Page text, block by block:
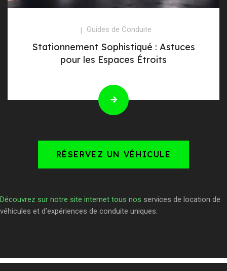
Guides de Conduite
Stationnement Sophistiqué : Astuces
pour les Espaces Étroits
RÉSERVEZ UN VÉHICULE
Découvrez sur notre site internet tous nos services de location de
véhicules et d’expériences de conduite uniques.